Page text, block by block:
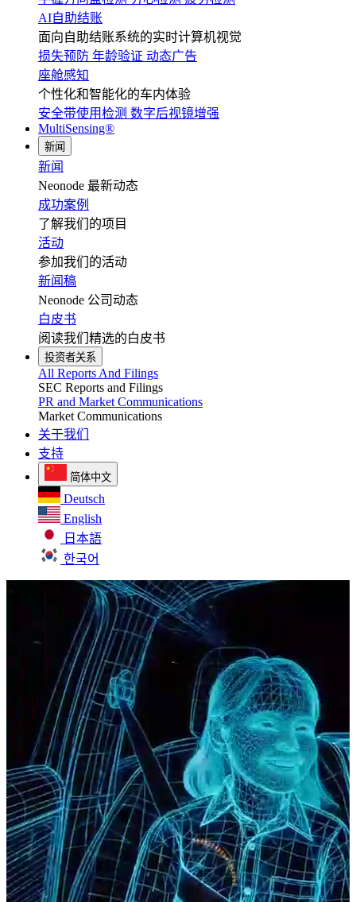
AI自助结账
面向自助结账系统的实时计算机视觉
损失预防 年龄验证 动态广告
座舱感知
个性化和智能化的车内体验
安全带使用检测 数字后视镜增强
MultiSensing®
新闻
新闻
Neonode 最新动态
成功案例
了解我们的项目
活动
参加我们的活动
新闻稿
Neonode 公司动态
白皮书
阅读我们精选的白皮书
投资者关系
All Reports And Filings
SEC Reports and Filings
PR and Market Communications
Market Communications
关于我们
支持
简体中文
Deutsch
English
日本語
한국어